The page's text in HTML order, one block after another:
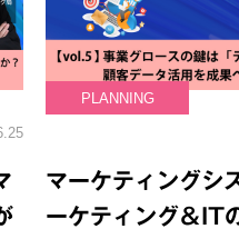
PLANNING
マーケティングシ
ーケティング＆IT